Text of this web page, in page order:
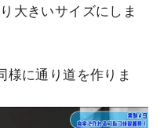
大きいサイズにしま
様に通り道を作りま